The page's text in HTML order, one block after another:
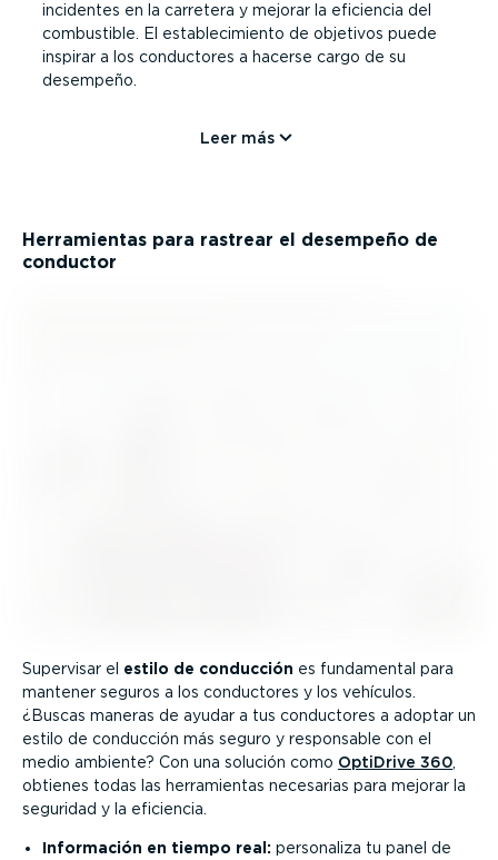
incidentes en la carretera y mejorar la eficiencia del
combustible. El estable­ci­miento de objetivos puede
inspirar a los conductores a hacerse cargo de su
desempeño.
Leer más
Herra­mientas para rastrear el desempeño de
conductor
Supervisar el estilo de conducción es fundamental para
mantener seguros a los conductores y los vehículos.
¿Buscas maneras de ayudar a tus conductores a adoptar un
estilo de conducción más seguro y responsable con el
medio ambiente? Con una solución como OptiDrive 360
obtienes todas las herra­mientas necesarias para mejorar la
seguridad y la eficiencia.
Información en tiempo real:personaliza tu panel de